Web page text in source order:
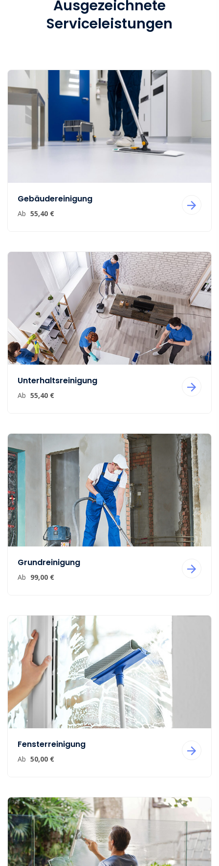
Ausgezeichnete
Serviceleistungen
Gebäudereinigung
Ab 55,40 €
Unterhaltsreinigung
Ab 55,40 €
Grundreinigung
Ab 99,00 €
Fensterreinigung
Ab 50,00 €